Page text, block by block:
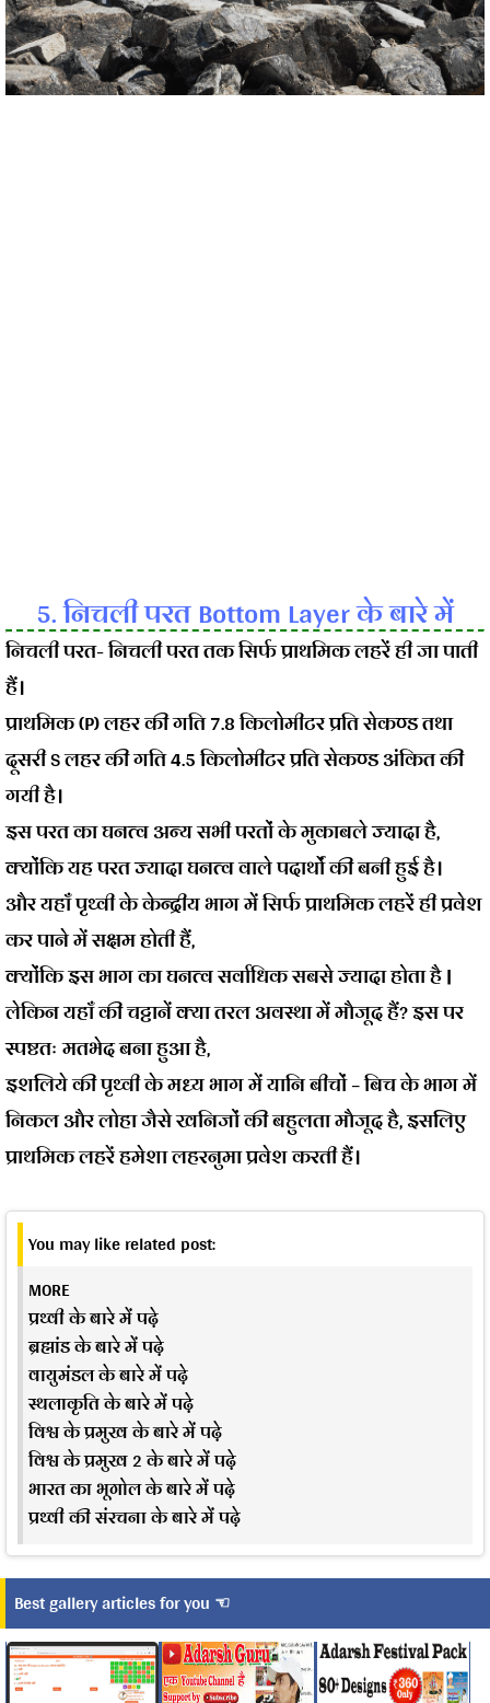
5. निचली परत Bottom Layer के बारे में
निचली परत- निचली परत तक सिर्फ प्राथमिक लहरें ही जा पाती
हैं।
प्राथमिक (P) लहर की गति 7.8 किलोमीटर प्रति सेकण्ड तथा
दूसरी S लहर की गति 4.5 किलोमीटर प्रति सेकण्ड अंकित की
गयी है।
इस परत का घनत्व अन्य सभी परतों के मुकाबले ज्यादा है,
क्योंकि यह परत ज्यादा घनत्व वाले पदार्थों की बनी हुई है।
और यहाँ पृथ्वी के केन्द्रीय भाग में सिर्फ प्राथमिक लहरें ही प्रवेश
कर पाने में सक्षम होती हैं,
क्योंकि इस भाग का घनत्व सर्वाधिक सबसे ज्यादा होता है |
लेकिन यहाँ की चट्टानें क्या तरल अवस्था में मौजूद हैं? इस पर
स्पष्टतः मतभेद बना हुआ है,
इशलिये की पृथ्वी के मध्य भाग में यानिबीचों – बिच के भाग में
निकल और लोहा जैसे खनिजों की बहुलता मौजूद है, इसलिए
प्राथमिक लहरें हमेशा लहरनुमा प्रवेश करती हैं।
You may like related post:
MORE
प्रथ्वी के बारे में पढ़े
ब्रह्मांड के बारे में पढ़े
वायुमंडल के बारे में पढ़े
स्थलाकृति के बारे में पढ़े
विश्व के प्रमुख के बारे में पढ़े
विश्व के प्रमुख 2 के बारे में पढ़े
भारत का भूगोल के बारे में पढ़े
प्रथ्वी की संरचना के बारे में पढ़े
Best gallery articles for you ☜